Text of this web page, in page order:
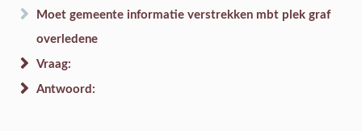
Moet gemeente informatie verstrekken mbt plek graf
overledene
Vraag:
Antwoord: